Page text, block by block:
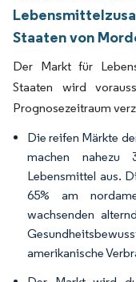
Staaten von
Der Markt für
Staaten wird
Prognosezeitraum
Die reifen Märkte
machen nahezu
Lebensmittel aus.
65% am
wachsenden
amerikanische